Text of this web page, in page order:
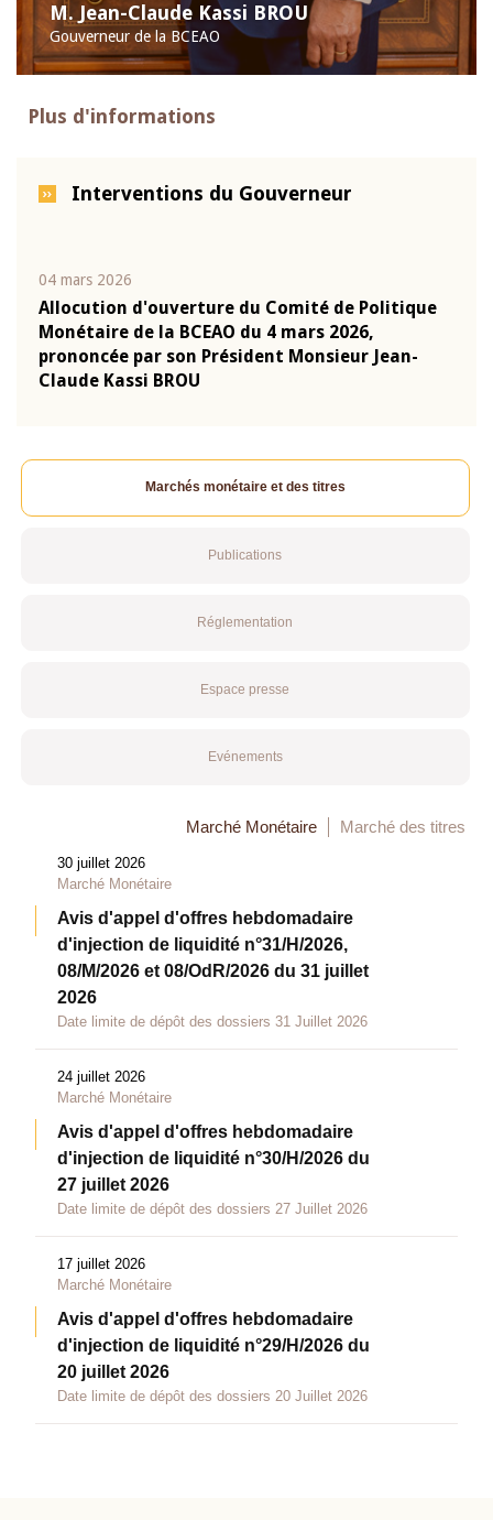
M. Jean-Claude Kassi BROU
Gouverneur de la BCEAO
Plus d'informations
Interventions du Gouverneur
04 mars 2026
Allocution d'ouverture du Comité de Politique
Monétaire de la BCEAO du 4 mars 2026,
prononcée par son Président Monsieur Jean-
Claude Kassi BROU
Marchés monétaire et des titres
Publications
Réglementation
Espace presse
Evénements
Marché Monétaire Marché des titres
30 juillet 2026
Marché Monétaire
Avis d'appel d'offres hebdomadaire
d'injection de liquidité n°31/H/2026,
08/M/2026 et 08/OdR/2026 du 31 juillet
2026
Date limite de dépôt des dossiers 31 Juillet 2026
24 juillet 2026
Marché Monétaire
Avis d'appel d'offres hebdomadaire
d'injection de liquidité n°30/H/2026 du
27 juillet 2026
Date limite de dépôt des dossiers 27 Juillet 2026
17 juillet 2026
Marché Monétaire
Avis d'appel d'offres hebdomadaire
d'injection de liquidité n°29/H/2026 du
20 juillet 2026
Date limite de dépôt des dossiers 20 Juillet 2026